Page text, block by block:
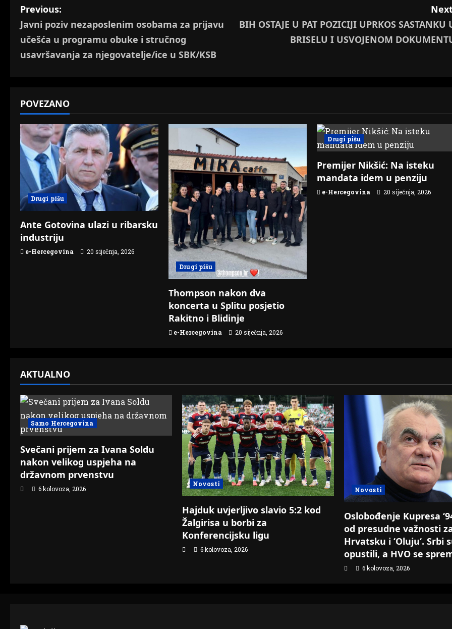
P
o
s
n
a
v
i
g
a
t
i
Previous:
Javni poziv nezaposlenim osobama za prijavu
učešća u programu obuke i stručnog
usavršavanja za njegovatelje/ice u SBK/KSB
BIH OSTAJE U PAT POZICIJI UPRKOS SASTANKU
BRISELU I USVOJENOM
POVEZANO
Drugi pišu
Ante Gotovina ulazi u ribarsku
industriju
e-Hercegovina
20 siječnja, 2026
Drugi pišu
Thompson nakon dva
koncerta u Splitu posjetio
Rakitno i Blidinje
e-Hercegovina 20 siječnja, 2026
Drugi pišu
Premijer Nikšić: Na isteku
mandata idem u penziju
e-Hercegovina 20 siječnja, 2026
AKTUALNO
Samo Hercegovina
Svečani prijem za Ivana Soldu
nakon velikog uspjeha na
državnom prvenstvu
6 kolovoza, 2026
Novosti
Hajduk uvjerljivo slavio 5:2 kod
Žalgirisa u borbi za
Konferencijsku ligu
6 kolovoza, 2026
Novosti
Oslobođenje Kupresa
od presudne važnosti
Hrvatsku i ‘Oluju‘. Srbi
opustili, a HVO se
6 kolovoza, 2026